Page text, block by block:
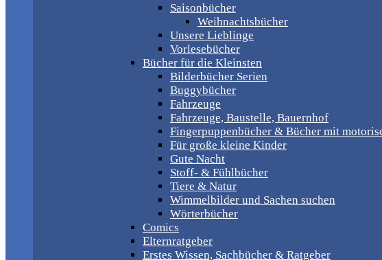
Saisonbücher
Weihnachtsbücher
Unsere Lieblinge
Vorlesebücher
Bücher für die Kleinsten
Bilderbücher Serien
Buggybücher
Fahrzeuge
Fahrzeuge, Baustelle, Bauernhof
Fingerpuppenbücher & Bücher mit
Für große kleine Kinder
Gute Nacht
Stoff- & Fühlbücher
Tiere & Natur
Wimmelbilder und Sachen suchen
Wörterbücher
Comics
Elternratgeber
Erstes Wissen, Sachbücher & Ratgeber